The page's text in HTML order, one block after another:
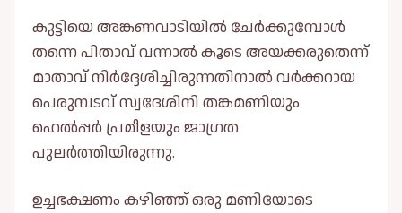
കുട്ടിയെ അങ്കണവാടിയില്‍ ചേർക്കുമ്പോള്‍
തന്നെ പിതാവ് വന്നാല്‍ കൂടെ അയക്കരുതെന്ന്
മാതാവ് നിർദ്ദേശിച്ചിരുന്നതിനാല്‍ വർക്കറായ
പെരുമ്പടവ് സ്വദേശിനി തങ്കമണിയും
ഹെല്‍പ്പർ പ്രമീളയും ജാഗ്രത
പുലർത്തിയിരുന്നു.
ഉച്ചഭക്ഷണം കഴിഞ്ഞ് ഒരു മണിയോടെ